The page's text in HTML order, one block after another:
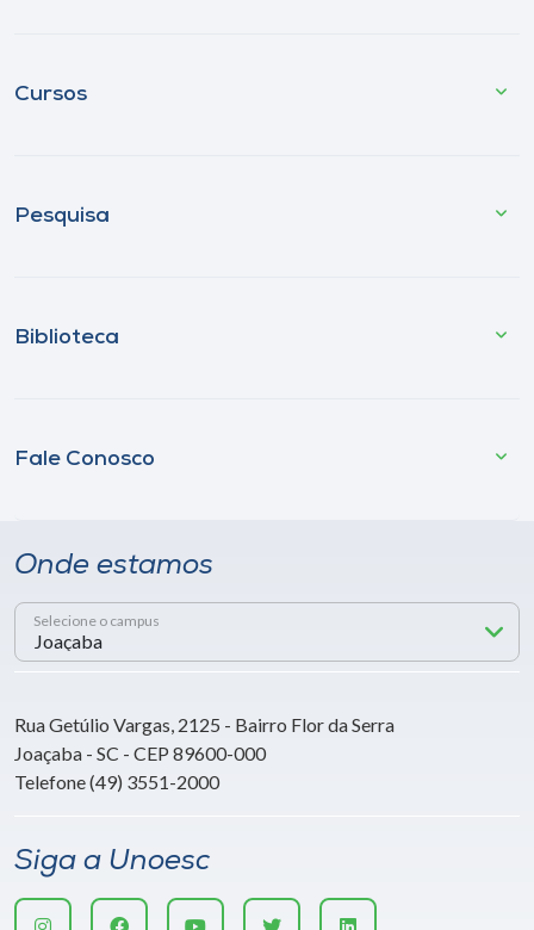
Cursos
Pesquisa
Biblioteca
Fale Conosco
Onde estamos
Selecione o campus
Rua Getúlio Vargas, 2125 - Bairro Flor da Serra
Joaçaba - SC - CEP 89600-000
Telefone (49) 3551-2000
Siga a Unoesc